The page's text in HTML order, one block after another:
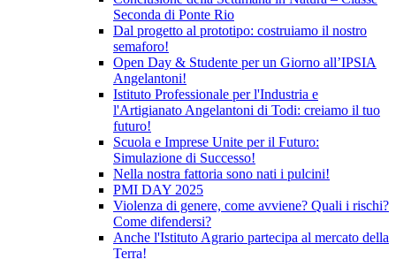
Seconda di Ponte Rio
Dal progetto al prototipo: costruiamo il nostro
semaforo!
Open Day & Studente per un Giorno all’IPSIA
Angelantoni!
Istituto Professionale per l'Industria e
l'Artigianato Angelantoni di Todi: creiamo il tuo
futuro!
Scuola e Imprese Unite per il Futuro:
Simulazione di Successo!
Nella nostra fattoria sono nati i pulcini!
PMI DAY 2025
Violenza di genere, come avviene? Quali i rischi?
Come difendersi?
Anche l'Istituto Agrario partecipa al mercato della
Terra!